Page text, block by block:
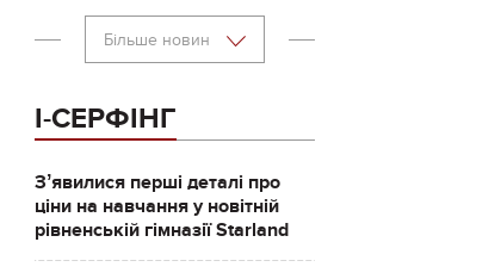
Більше новин
І-СЕРФІНГ
Зʼявилися перші деталі про
ціни на навчання у новітній
рівненській гімназії Starland